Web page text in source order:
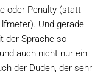
oder Penalty (statt
Und gerade
der Sprache so
auch nicht nur ein
der Duden, der sehr